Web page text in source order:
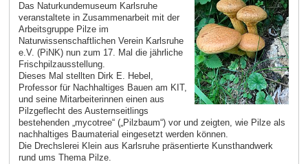
Das Naturkundemuseum Karlsruhe
veranstaltete in Zusammen­arbeit mit der
Arbeitsgruppe Pilze im
Naturwissenschaftlichen Verein Karlsruhe
e.V. (PiNK) nun zum 17. Mal die jährliche
Frischpilzausstellung.
Dieses Mal stellten Dirk E. Hebel,
Professor für Nachhaltiges Bauen am KIT,
und seine Mitarbeiterinnen einen aus
Pilzgeflecht des Austernseitlings
bestehenden „mycotree“ („Pilzbaum“) vor und zeigten, wie Pilze als
nachhaltiges Baumaterial eingesetzt werden können.
Die Drechslerei Klein aus Karlsruhe präsentierte Kunsthand­werk
rund ums Thema Pilze.